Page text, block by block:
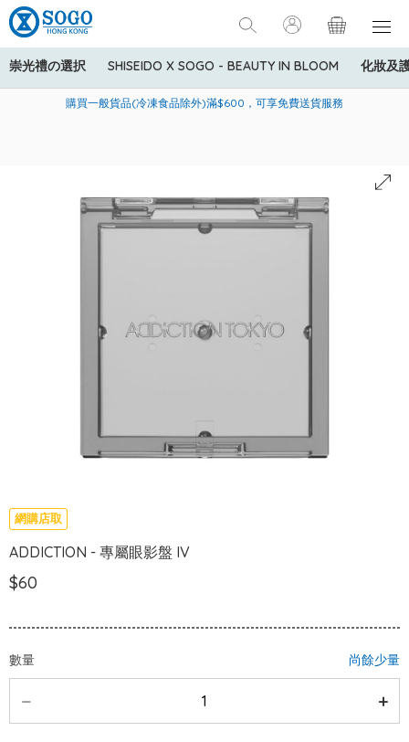
崇光禮の選択 SHISEIDO X SOGO - BEAUTY IN BLOOM 化妝及
美國運通Explorer®信用卡會員購物禮遇：高達5%簽賬回贈！
購買一般貨品(冷凍食品除外)滿$600，可享免費送貨服務
寄送中國內地服務只適用於指定商品，若訂單金額少於HK$600(折
網購店取
ADDICTION - 專屬眼影盤 IV
$60
數量 尚餘少量